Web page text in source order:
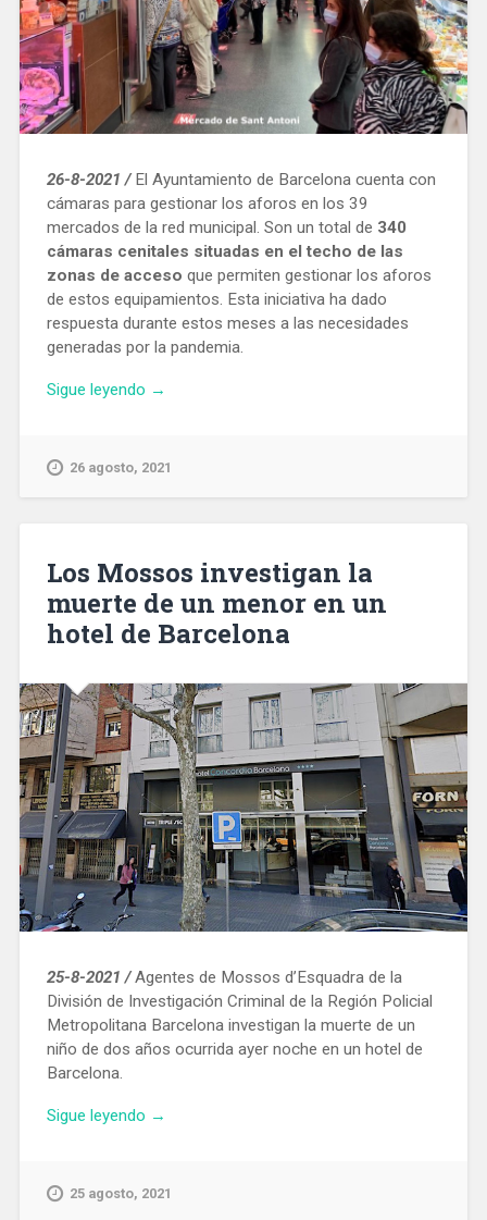
26-8-2021 / El Ayuntamiento de Barcelona cuenta con
cámaras para gestionar los aforos en los 39
mercados de la red municipal. Son un total de 340
cámaras cenitales situadas en el techo de las
zonas de acceso que permiten gestionar los aforos
de estos equipamientos. Esta iniciativa ha dado
respuesta durante estos meses a las necesidades
generadas por la pandemia.
Sigue leyendo «Instalan
cenitales
municipales
para
gestionar
→
26 agosto, 2021
Los Mossos investigan la
muerte de un menor en un
hotel de Barcelona
25-8-2021 / Agentes de Mossos d’Esquadra de la
División de Investigación Criminal de la Región Policial
Metropolitana Barcelona investigan la muerte de un
niño de dos años ocurrida ayer noche en un hotel de
Barcelona.
Sigue leyendo «Los
la
→
25 agosto, 2021